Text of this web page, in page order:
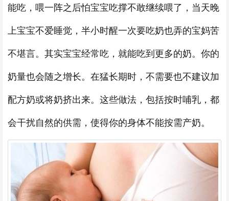
能吃，喂一阵之后怕宝宝吃撑不敢继续喂了，当天晚
上宝宝不爱睡觉，半小时醒一次要吃奶也弄的宝妈苦
不堪言。其实宝宝经常吃，就能吃到更多的奶。你的
奶量也会随之增长。在猛长期时，不需要也不建议加
配方奶或将奶挤出来。这些做法，包括按时哺乳，都
会干扰自然的供需，使得你的身体不能按需产奶。